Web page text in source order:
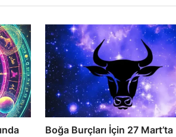
Boğa Burçları İçin 27 Mart’ta